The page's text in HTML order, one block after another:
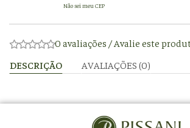
Não sei meu CEP
0 avaliações /Avalie este
DESCRIÇÃO
AVALIAÇÕES (0)